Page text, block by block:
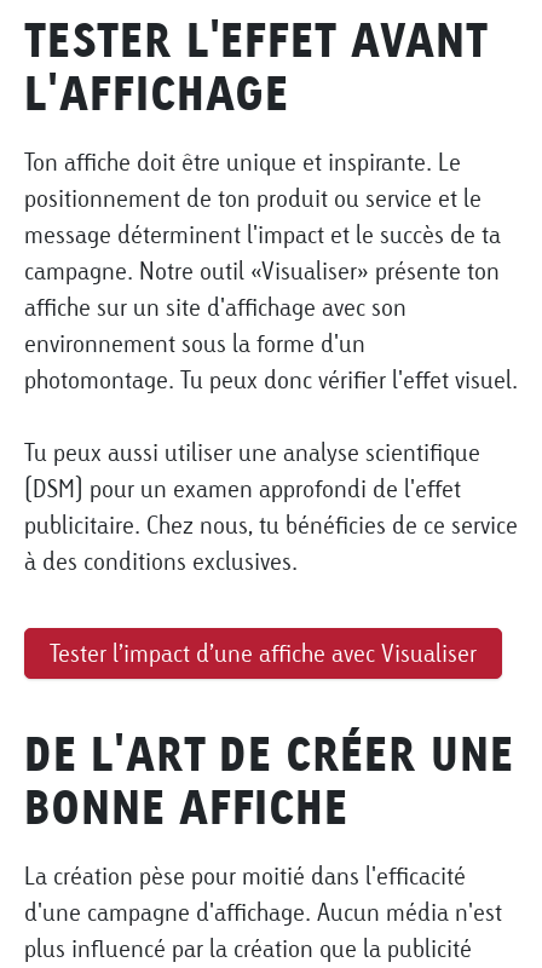
TESTER L'EFFET AVANT
L'AFFICHAGE
Ton affiche doit être unique et inspirante. Le
positionnement de ton produit ou service et le
message déterminent l'impact et le succès de ta
campagne. Notre outil «Visualiser» présente ton
affiche sur un site d'affichage avec son
environnement sous la forme d'un
photomontage. Tu peux donc vérifier l'effet visuel.
Tu peux aussi utiliser une analyse scientifique
(DSM) pour un examen approfondi de l'effet
publicitaire. Chez nous, tu bénéficies de ce service
à des conditions exclusives.
Tester l’impact d’une affiche avec Visualiser
DE L'ART DE CRÉER UNE
BONNE AFFICHE
La création pèse pour moitié dans l'efficacité
d'une campagne d'affichage. Aucun média n'est
plus influencé par la création que la publicité